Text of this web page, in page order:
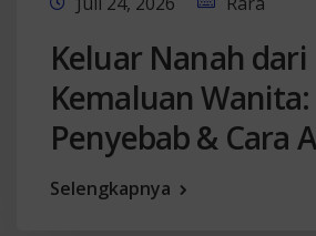
Keluar Nanah dari
Kemaluan Wanita:
Penyebab & Cara
Selengkapnya